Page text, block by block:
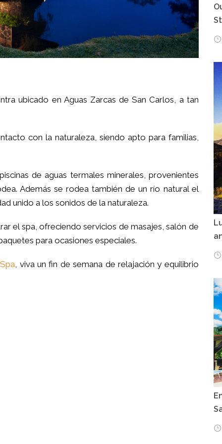
ubicado en Aguas Zarcas de San Carlos, a tan
con la naturaleza, siendo apto para familias,
de aguas termales minerales, provenientes
Además se rodea también de un río natural el
unido a los sonidos de la naturaleza.
el spa, ofreciendo servicios de masajes, salón de
para ocasiones especiales.
, viva un fin de semana de relajación y equilibrio